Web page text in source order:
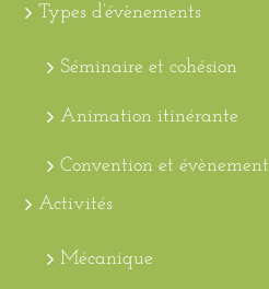
Types d’évènements
Séminaire et cohésion
Animation itinérante
Convention et évènement
Activités
Mécanique